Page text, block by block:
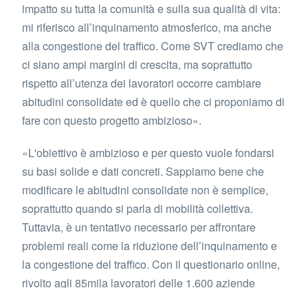
impatto su tutta la comunità e sulla sua qualità di vita:
mi riferisco all’inquinamento atmosferico, ma anche
alla congestione del traffico. Come SVT crediamo che
ci siano ampi margini di crescita, ma soprattutto
rispetto all’utenza dei lavoratori occorre cambiare
abitudini consolidate ed è quello che ci proponiamo di
fare con questo progetto ambizioso».
«L'obiettivo è ambizioso e per questo vuole fondarsi
su basi solide e dati concreti. Sappiamo bene che
modificare le abitudini consolidate non è semplice,
soprattutto quando si parla di mobilità collettiva.
Tuttavia, è un tentativo necessario per affrontare
problemi reali come la riduzione dell’inquinamento e
la congestione del traffico. Con il questionario online,
rivolto agli 85mila lavoratori delle 1.600 aziende